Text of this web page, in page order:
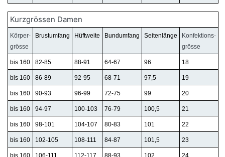
Kurzgrössen Damen
Körper-
grösse
Brustumfang Hüftweite Bundumfang Seitenlänge
Konfektions-
grösse
bis 160 82-85 88-91 64-67 96 18
bis 160 86-89 92-95 68-71 97,5 19
bis 160 90-93 96-99 72-75 99 20
bis 160 94-97 100-103 76-79 100,5 21
bis 160 98-101 104-107 80-83 101 22
bis 160 102-105 108-111 84-87 101,5 23
bis 160 106-111 112-117 88-93 102 24